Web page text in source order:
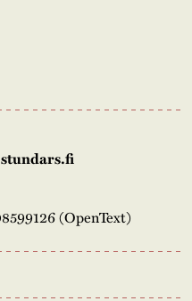
(OpenText)